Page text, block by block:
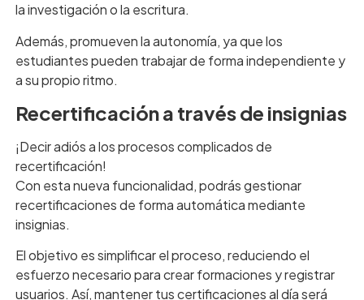
la investigación o la escritura.
Además, promueven la autonomía, ya que los
estudiantes pueden trabajar de forma independiente y
a su propio ritmo.
Recertificación a través de insignias
¡Decir adiós a los procesos complicados de
recertificación!
Con esta nueva funcionalidad, podrás gestionar
recertificaciones de forma automática mediante
insignias.
El objetivo es simplificar el proceso, reduciendo el
esfuerzo necesario para crear formaciones y registrar
usuarios. Así, mantener tus certificaciones al día será